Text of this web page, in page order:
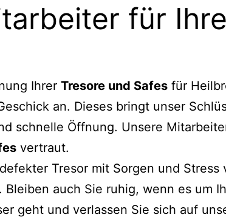
für
Ihrer Tresore und Safes für
an. Dieses bringt unser
schnelle Öffnung. Unsere
vertraut.
Tresor mit Sorgen und
auch Sie ruhig, wenn es um
geht und verlassen Sie sich auf